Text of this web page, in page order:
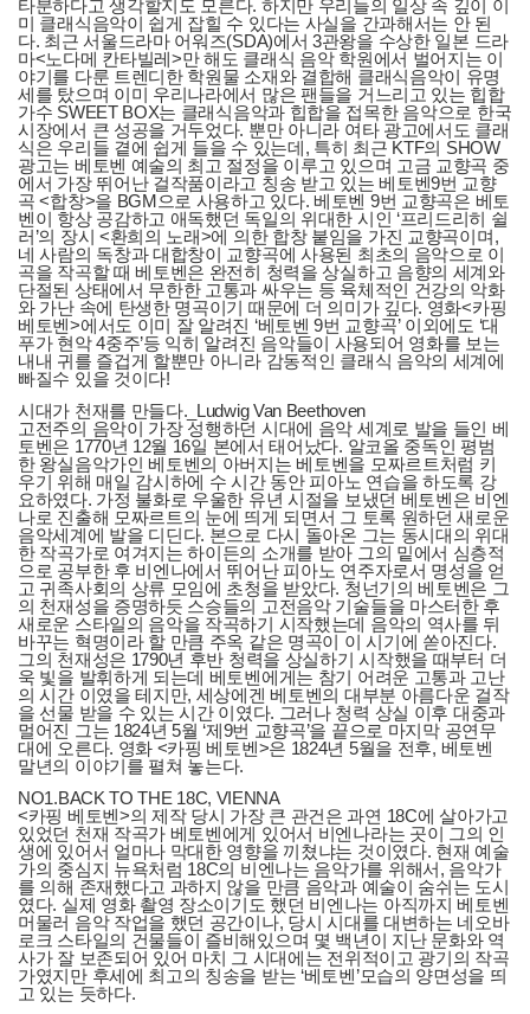
타분하다고 생각할지도 모른다. 하지만 우리들의 일상 속 깊이 이
미 클래식음악이 쉽게 잡힐 수 있다는 사실을 간과해서는 안 된
다. 최근 서울드라마 어워즈(SDA)에서 3관왕을 수상한 일본 드라
마<노다메 칸타빌레>만 해도 클래식 음악 학원에서 벌어지는 이
야기를 다룬 트렌디한 학원물 소재와 결합해 클래식음악이 유명
세를 탔으며 이미 우리나라에서 많은 팬들을 거느리고 있는 힙합
가수 SWEET BOX는 클래식음악과 힙합을 접목한 음악으로 한국
시장에서 큰 성공을 거두었다. 뿐만 아니라 여타 광고에서도 클래
식은 우리들 곁에 쉽게 들을 수 있는데, 특히 최근 KTF의 SHOW
광고는 베토벤 예술의 최고 절정을 이루고 있으며 고금 교향곡 중
에서 가장 뛰어난 걸작품이라고 칭송 받고 있는 베토벤9번 교향
곡 <합창>을 BGM으로 사용하고 있다. 베토벤 9번 교향곡은 베토
벤이 항상 공감하고 애독했던 독일의 위대한 시인 ‘프리드리히 쉴
러’의 장시 <환희의 노래>에 의한 합창 붙임을 가진 교향곡이며,
네 사람의 독창과 대합창이 교향곡에 사용된 최초의 음악으로 이
곡을 작곡할 때 베토벤은 완전히 청력을 상실하고 음향의 세계와
단절된 상태에서 무한한 고통과 싸우는 등 육체적인 건강의 악화
와 가난 속에 탄생한 명곡이기 때문에 더 의미가 깊다. 영화<카핑
베토벤>에서도 이미 잘 알려진 ‘베토벤 9번 교향곡’ 이외에도 ‘대
푸가 현악 4중주’등 익히 알려진 음악들이 사용되어 영화를 보는
내내 귀를 즐겁게 할뿐만 아니라 감동적인 클래식 음악의 세계에
빠질수 있을 것이다!
시대가 천재를 만들다._Ludwig Van Beethoven
고전주의 음악이 가장 성행하던 시대에 음악 세계로 발을 들인 베
토벤은 1770년 12월 16일 본에서 태어났다. 알코올 중독인 평범
한 왕실음악가인 베토벤의 아버지는 베토벤을 모짜르트처럼 키
우기 위해 매일 감시하에 수 시간 동안 피아노 연습을 하도록 강
요하였다. 가정 불화로 우울한 유년 시절을 보냈던 베토벤은 비엔
나로 진출해 모짜르트의 눈에 띄게 되면서 그 토록 원하던 새로운
음악세계에 발을 디딘다. 본으로 다시 돌아온 그는 동시대의 위대
한 작곡가로 여겨지는 하이든의 소개를 받아 그의 밑에서 심층적
으로 공부한 후 비엔나에서 뛰어난 피아노 연주자로서 명성을 얻
고 귀족사회의 상류 모임에 초청을 받았다. 청넌기의 베토벤은 그
의 천재성을 증명하듯 스승들의 고전음악 기술들을 마스터한 후
새로운 스타일의 음악을 작곡하기 시작했는데 음악의 역사를 뒤
바꾸는 혁명이라 할 만큼 주옥 같은 명곡이 이 시기에 쏟아진다.
그의 천재성은 1790년 후반 청력을 상실하기 시작했을 때부터 더
욱 빛을 발휘하게 되는데 베토벤에게는 참기 어려운 고통과 고난
의 시간 이였을 테지만, 세상에겐 베토벤의 대부분 아름다운 걸작
을 선물 받을 수 있는 시간 이였다. 그러나 청력 상실 이후 대중과
멀어진 그는 1824년 5월 ‘제9번 교향곡’을 끝으로 마지막 공연무
대에 오른다. 영화 <카핑 베토벤>은 1824년 5월을 전후, 베토벤
말년의 이야기를 펼쳐 놓는다.
NO1.BACK TO THE 18C, VIENNA
<카핑 베토벤>의 제작 당시 가장 큰 관건은 과연 18C에 살아가고
있었던 천재 작곡가 베토벤에게 있어서 비엔나라는 곳이 그의 인
생에 있어서 얼마나 막대한 영향을 끼쳤냐는 것이였다. 현재 예술
가의 중심지 뉴욕처럼 18C의 비엔나는 음악가를 위해서, 음악가
를 의해 존재했다고 과하지 않을 만큼 음악과 예술이 숨쉬는 도시
였다. 실제 영화 촬영 장소이기도 했던 비엔나는 아직까지 베토벤
머물러 음악 작업을 했던 공간이나, 당시 시대를 대변하는 네오바
로크 스타일의 건물들이 즐비해있으며 몇 백년이 지난 문화와 역
사가 잘 보존되어 있어 마치 그 시대에는 전위적이고 광기의 작곡
가였지만 후세에 최고의 칭송을 받는 ‘베토벤’모습의 양면성을 띄
고 있는 듯하다.